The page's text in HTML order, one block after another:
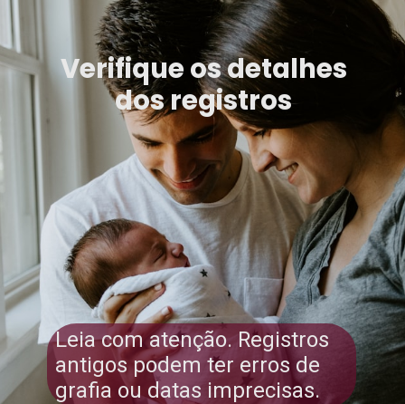
Leia com atenção. Registros
antigos podem ter erros de
grafia ou datas imprecisas.
Verifique os detalhes
dos registros